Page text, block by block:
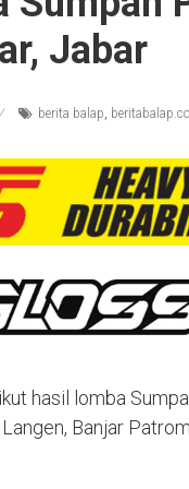
Jabar
berita balap,
hasil lomba
Banjar